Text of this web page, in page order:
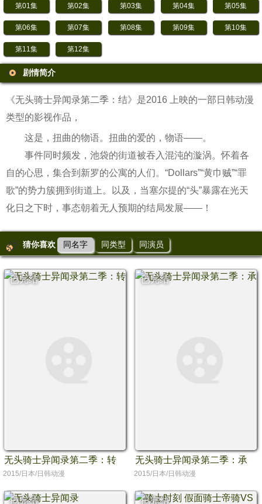
第01集 第02集 第03集 第04集 第05集
第06集 第07集 第08集 第09集 第10集
第11集 第12集
剧情简介
《无头骑士异闻录第二季：结》是2016 上映的一部日韩动漫
类型的影视作品，
这是，扭曲的物语。扭曲的爱的，物语——。
事件同时频发，池袋的街道被吞入混沌的漩涡。怀着各
自的心思，集合到新罗的公寓的人们。“Dollars”“黄巾贼”“罪
歌”的势力簇拥到街道上。以及，当塞尔提的“头”暴露在光天
化日之下时，事态朝着无人预期的结局发展——！
猜你喜欢 同名字 同类型 同演员
已完结
无头骑士异闻录第二季：转
2015/日本/日韩动漫
已完结
无头骑士异闻录第二季：承
2015/日本/日韩动漫
已完结 已完结